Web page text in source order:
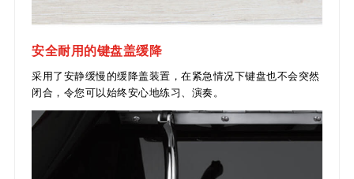
安全耐用的键盘盖缓降
采用了安静缓慢的缓降盖装置，在紧急情况下键盘也不会突然
闭合，令您可以始终安心地练习、演奏。